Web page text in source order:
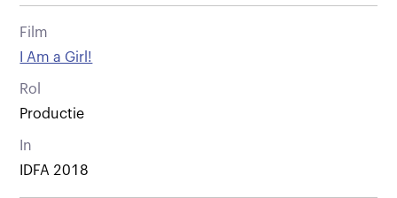
Film
I Am a Girl!
Rol
Productie
In
IDFA 2018